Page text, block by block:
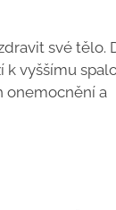
své tělo.
vyššímu
onemocnění a